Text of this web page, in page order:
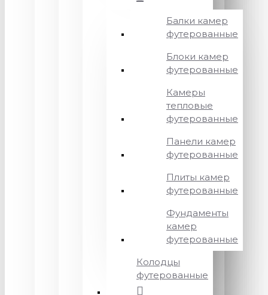
Балки камер
футерованные
Блоки камер
футерованные
Камеры
тепловые
футерованные
Панели камер
футерованные
Плиты камер
футерованные
Фундаменты
камер
футерованные
Колодцы
футерованные